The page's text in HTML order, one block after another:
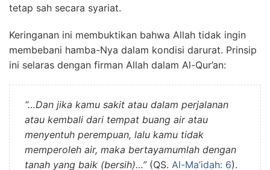
tetap sah secara syariat.
Keringanan ini membuktikan bahwa Allah tidak ingin
membebani hamba-Nya dalam kondisi darurat. Prinsip
ini selaras dengan firman Allah dalam Al-Qur’an:
“…Dan jika kamu sakit atau dalam perjalanan
atau kembali dari tempat buang air atau
menyentuh perempuan, lalu kamu tidak
memperoleh air, maka bertayamumlah dengan
tanah yang baik (bersih)…”(QS. Al-Ma’idah: 6).